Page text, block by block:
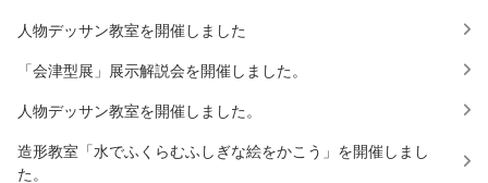
人物デッサン教室を開催しました
「会津型展」展示解説会を開催しました。
人物デッサン教室を開催しました。
造形教室「水でふくらむふしぎな絵をかこう」を開催しまし
た。